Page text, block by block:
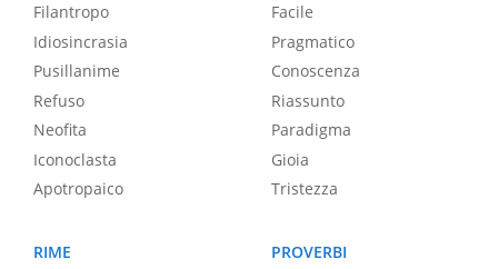
Filantropo
Idiosincrasia
Pusillanime
Refuso
Neofita
Iconoclasta
Apotropaico
Facile
Pragmatico
Conoscenza
Riassunto
Paradigma
Gioia
Tristezza
RIME
PROVERBI